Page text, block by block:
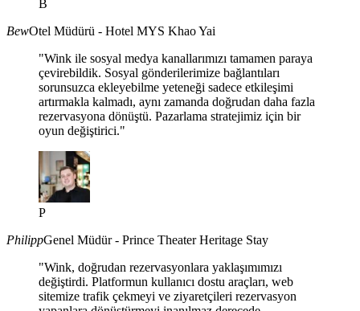
B
BewOtel Müdürü - Hotel MYS Khao Yai
"Wink ile sosyal medya kanallarımızı tamamen paraya
çevirebildik. Sosyal gönderilerimize bağlantıları
sorunsuzca ekleyebilme yeteneği sadece etkileşimi
artırmakla kalmadı, aynı zamanda doğrudan daha fazla
rezervasyona dönüştü. Pazarlama stratejimiz için bir
oyun değiştirici."
P
PhilippGenel Müdür - Prince Theater Heritage Stay
"Wink, doğrudan rezervasyonlara yaklaşımımızı
değiştirdi. Platformun kullanıcı dostu araçları, web
sitemize trafik çekmeyi ve ziyaretçileri rezervasyon